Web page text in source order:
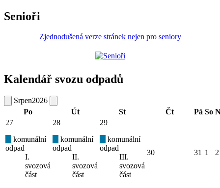
Senioři
Zjednodušená verze stránek nejen pro seniory
Kalendář svozu odpadů
Srpen2026
Po
Út St Čt Pá So
27
komunální
odpad
I.
svozová
část
28
komunální
odpad
II.
svozová
část
29
komunální
odpad
III.
svozová
část
30 31 1 2